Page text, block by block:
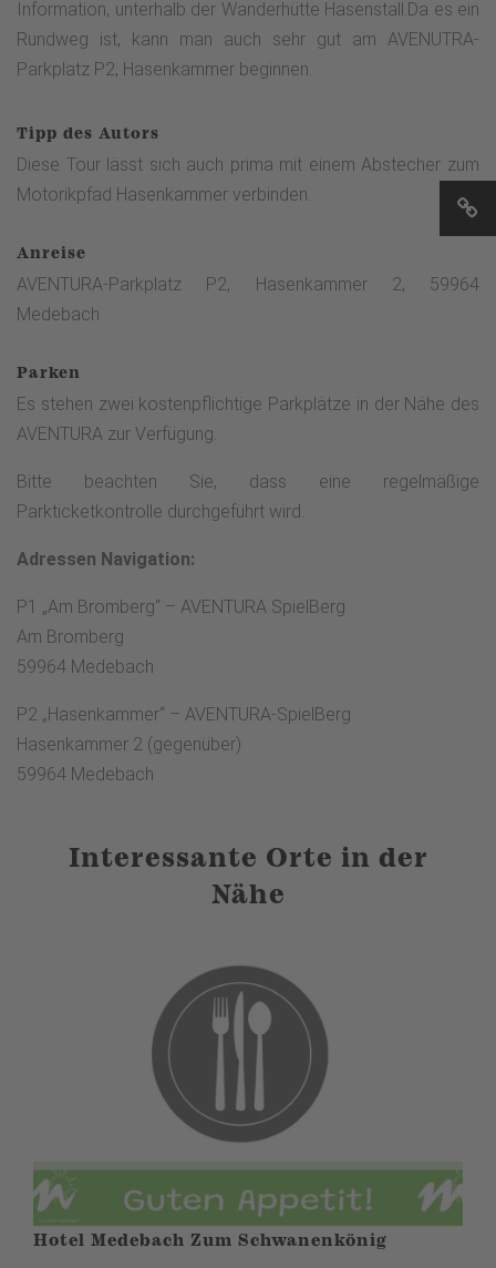
Information, unterhalb der Wanderhütte Hasenstall.Da es ein
Rundweg ist, kann man auch sehr gut am AVENUTRA-
Parkplatz P2, Hasenkammer beginnen.
Tipp des Autors
Diese Tour lässt sich auch prima mit einem Abstecher zum
Motorikpfad Hasenkammer verbinden.
Anreise
AVENTURA-Parkplatz P2, Hasenkammer 2, 59964
Medebach
Parken
Es stehen zwei kostenpflichtige Parkplätze in der Nähe des
AVENTURA zur Verfügung.
Bitte beachten Sie, dass eine regelmäßige
Parkticketkontrolle durchgeführt wird.
Adressen Navigation:
P1 „Am Bromberg“ – AVENTURA SpielBerg
Am Bromberg
59964 Medebach
P2 „Hasenkammer“ – AVENTURA-SpielBerg
Hasenkammer 2 (gegenüber)
59964 Medebach
Interessante Orte in der
Nähe
Hotel Medebach Zum Schwanenkönig